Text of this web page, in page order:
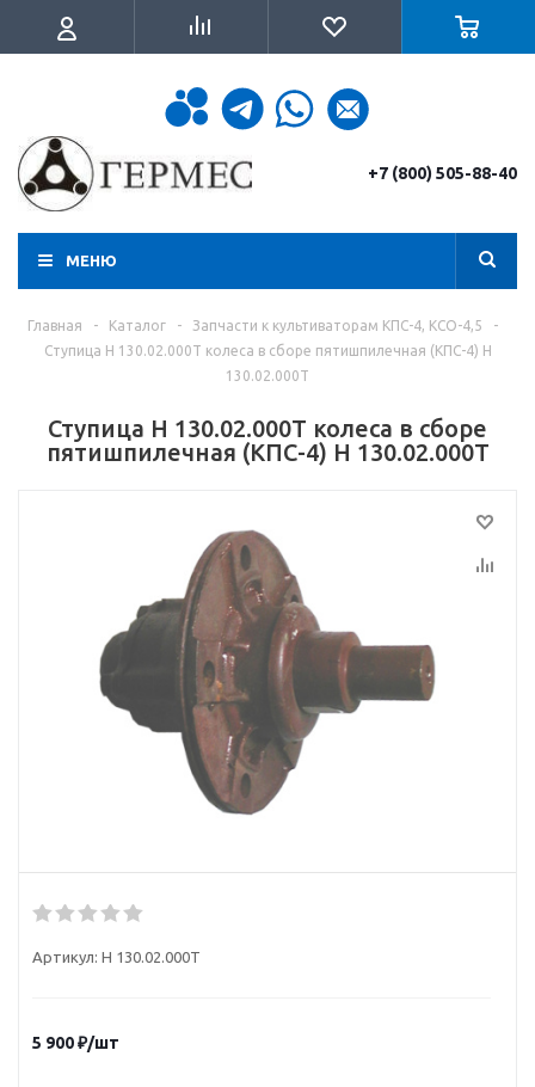
+7 (800) 505-88-40
МЕНЮ
Главная - Каталог - Запчасти к культиваторам КПС-4, КСО-4,5
-
Ступица Н 130.02.000Т колеса в сборе пятишпилечная (КПС-4) Н
130.02.000Т
Ступица Н 130.02.000Т колеса в сборе
пятишпилечная (КПС-4) Н 130.02.000Т
Артикул: Н 130.02.000Т
5 900₽/шт